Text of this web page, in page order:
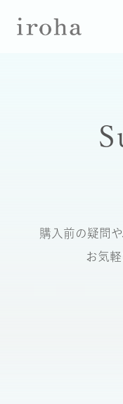
購入前の疑問
お気